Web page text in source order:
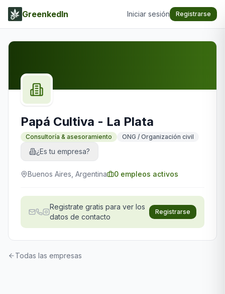
GreenkedIn Iniciar sesión Registrarse
Papá Cultiva - La Plata
Consultoría & asesoramiento ONG / Organización civil
¿Es tu empresa?
Buenos Aires, Argentina 0 empleos activos
Registrate gratis para ver los
datos de contacto
Registrarse
Todas las empresas